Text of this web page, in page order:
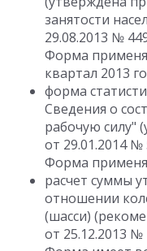
занятости
29.08.2013 №
Форма
квартал 2013
форма
Сведения о
рабочую силу"
от 29.01.2014 №
Форма
расчет суммы
отношении
(шасси)
от 25.12.2013 №